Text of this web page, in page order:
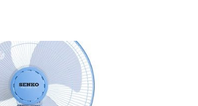
Add to
Wishlist